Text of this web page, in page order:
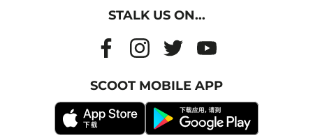
STALK US ON...
SCOOT MOBILE APP